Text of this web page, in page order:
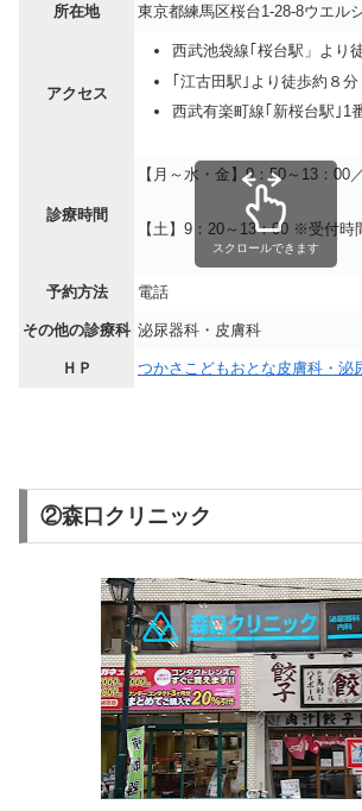
所在地 東京都練馬区桜台1-28-8ウエル
アクセス
西武池袋線｢桜台駅」より
｢江古田駅｣より徒歩約８分
西武有楽町線｢新桜台駅｣1
診療時間
【月～水・金】9：50～13：00
【土】9：20～13：00 ※受付時
予約方法 電話
その他の診療科 泌尿器科・皮膚科
ＨＰ つかさこどもおとな皮膚科・泌
スクロールできます
②森口クリニック